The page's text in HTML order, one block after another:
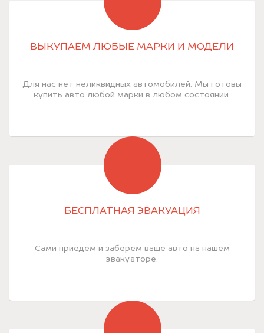
ВЫКУПАЕМ ЛЮБЫЕ МАРКИ И МОДЕЛИ
Для нас нет неликвидных автомобилей. Мы готовы
купить авто любой марки в любом состоянии.
БЕСПЛАТНАЯ ЭВАКУАЦИЯ
Сами приедем и заберём ваше авто на нашем
эвакуаторе.